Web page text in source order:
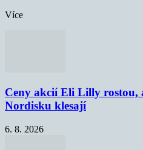
Více
Ceny akcií Eli Lilly rostou,
Nordisku klesají
6. 8. 2026